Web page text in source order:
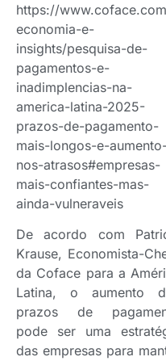
https://
economia-e-
insights/pesquisa-de-
pagamentos-e-
inadimplencias-na-
america-latina-2025-
prazos-de-pagamento-
mais-longos-e-
nos-atrasos#empresas-
mais-confiantes-mas-
ainda-vulneraveis
De acordo com
Krause, Economista-
da Coface para a
Latina, o aumento
prazos de
pode ser uma
das empresas para